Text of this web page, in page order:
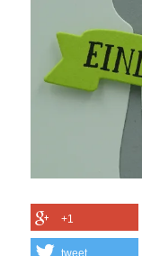
+1
tweet